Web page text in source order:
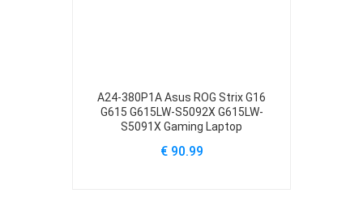
A24-380P1A Asus ROG Strix G16
G615 G615LW-S5092X G615LW-
S5091X Gaming Laptop
€ 90.99